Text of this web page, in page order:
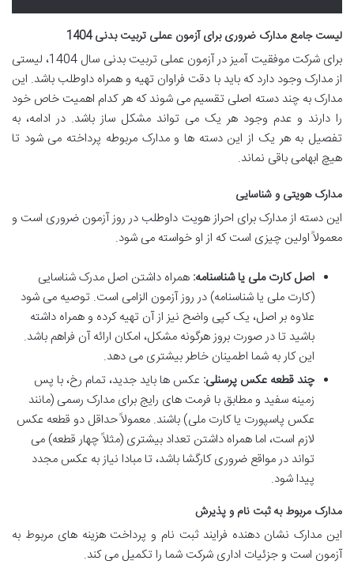
لیست جامع مدارک ضروری برای آزمون عملی تربیت بدنی 1404
برای شرکت موفقیت آمیز در آزمون عملی تربیت بدنی سال 1404، لیستی
از مدارک وجود دارد که باید با دقت فراوان تهیه و همراه داوطلب باشد. این
مدارک به چند دسته اصلی تقسیم می شوند که هر کدام اهمیت خاص خود
را دارند و عدم وجود هر یک می تواند مشکل ساز باشد. در ادامه، به
تفصیل به هر یک از این دسته ها و مدارک مربوطه پرداخته می شود تا
هیچ ابهامی باقی نماند.
مدارک هویتی و شناسایی
این دسته از مدارک برای احراز هویت داوطلب در روز آزمون ضروری است و
معمولاً اولین چیزی است که از او خواسته می شود.
اصل کارت ملی یا شناسنامه: همراه داشتن اصل مدرک شناسایی
(کارت ملی یا شناسنامه) در روز آزمون الزامی است. توصیه می شود
علاوه بر اصل، یک کپی واضح نیز از آن تهیه کرده و همراه داشته
باشید تا در صورت بروز هرگونه مشکل، امکان ارائه آن فراهم باشد.
این کار به شما اطمینان خاطر بیشتری می دهد.
چند قطعه عکس پرسنلی: عکس ها باید جدید، تمام رخ، با پس
زمینه سفید و مطابق با فرمت های رایج برای مدارک رسمی (مانند
عکس پاسپورت یا کارت ملی) باشند. معمولاً حداقل دو قطعه عکس
لازم است، اما همراه داشتن تعداد بیشتری (مثلاً چهار قطعه) می
تواند در مواقع ضروری کارگشا باشد، تا مبادا نیاز به عکس مجدد
پیدا شود.
مدارک مربوط به ثبت نام و پذیرش
این مدارک نشان دهنده فرایند ثبت نام و پرداخت هزینه های مربوط به
آزمون است و جزئیات اداری شرکت شما را تکمیل می کند.